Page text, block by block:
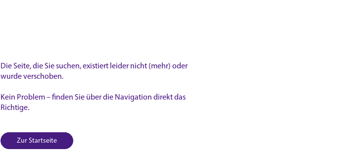
Die Seite, die Sie suchen, existiert leider nicht (mehr) oder
wurde verschoben.
Kein Problem – finden Sie über die Navigation direkt das
Richtige.
Zur Startseite